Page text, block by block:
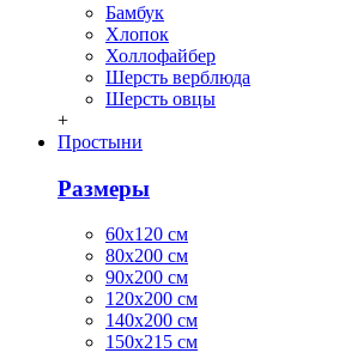
Бамбук
Хлопок
Холлофайбер
Шерсть верблюда
Шерсть овцы
+
Простыни
Размеры
60х120 см
80х200 см
90х200 см
120х200 см
140х200 см
150х215 см